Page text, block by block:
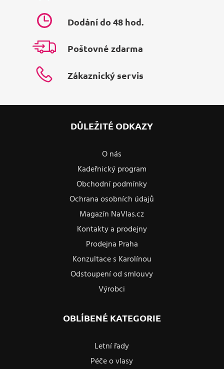
Dodání do 48 hod.
Poštovné zdarma
Zákaznický servis
DŮLEŽITÉ ODKAZY
O nás
Kadeřnický program
Obchodní podmínky
Ochrana osobních údajů
Magazín NaVlas.cz
Kontakty a prodejny
Prodejna Praha
Konzultace s Karolínou
Odstoupení od smlouvy
Výrobci
OBLÍBENÉ KATEGORIE
Letní řady
Péče o vlasy